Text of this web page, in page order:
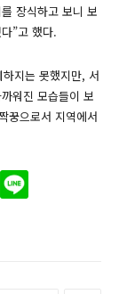
장식하고 보니 보
”고 했다.
지는 못했지만, 서
워진 모습들이 보
꿍으로서 지역에서